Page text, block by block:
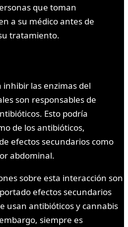
que toman
a su médico antes de
tratamiento.
inhibir las enzimas del
son responsables de
Esto podría
de los antibióticos,
efectos secundarios como
abdominal.
sobre esta interacción son
efectos secundarios
usan antibióticos y cannabis
siempre es